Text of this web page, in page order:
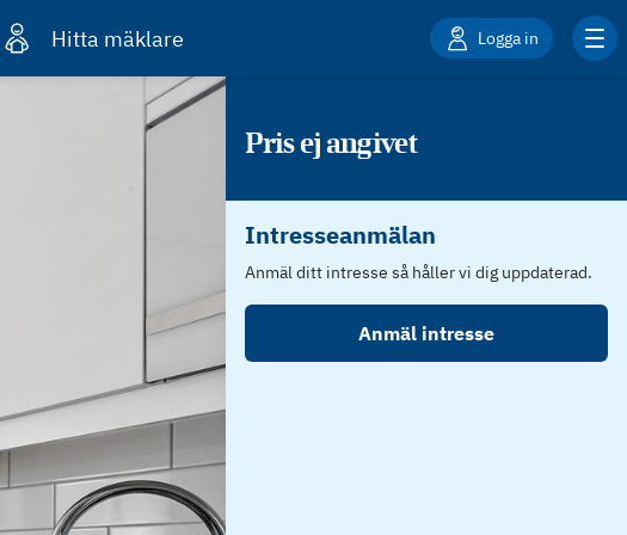
Hitta mäklare Logga in
Pris ej angivet
Intresseanmälan
Anmäl ditt intresse så håller vi dig uppdaterad.
Anmäl intresse